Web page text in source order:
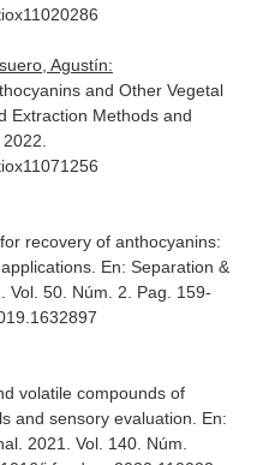
Agustín:
and Other Vegetal
Extraction Methods and
recovery of anthocyanins:
En: Separation &
Vol. 50. Núm. 2. Pag. 159-
volatile compounds of
and sensory evaluation. En:
. 2021. Vol. 140. Núm.